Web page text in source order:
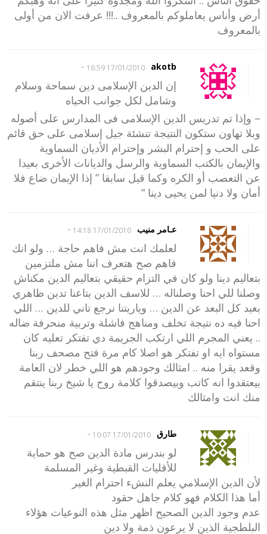
أرض وأناس يعاملوكم بالمعروف ..!!! عرفت الان من أولى
بالمعروف
akotb
17/01/2010 16:59
-
إن الدين الإسلامى دين سماحة وسلام
وشامل لكل جوانب الحياه
– وإذا تم تدريس الدين الإسلامى فى المدارس على أصوله
وبلا تهاون ستكون النتيجة تنشئة جيل إسلامى على حق قائم
على الحب و إحترام البشر وإحترام الأديان السماوية
والإيمان بالكتب السماوية والرسل والديانات الأخرى بعيدا
عن التعصب أو الكره وكما قيل سابقا ” إذا الإيمان ضاع فلا
أمان ولا دنيا لمن يحيى دينا “
عـامر منيب 17/01/2010 14:18
-
لعلمك انت مش فاهم حاجة … ولو انك
فاهم صح هتعرف اننا مش ملتزمين
بتعاليم دينا ولو كان في التزام حقيقي بتعاليم الدين مكناش
وصلنا للي احنا وصلناله … للاسف الدين بتاعنا تدين ظاهري
بعيد كل البعد عن الدين … وياريتنا نرجع تاني للدين … اللي
احنا فيه ده نتيجة تخلف ومناهج فاشلة وتربية منحرفة ضاله
.. يعني المجرم اللي ارتكب الجريمة دي تفتكر تعليه كان
مستواه ايه او تفتكر هو اصلا كام مرة فتح مصحف ربنا
وقعد يقرا منه .. امثالك وجودهم هو اللي خطر لان العامة
بيعتقدوا انه كاتب وبيصدقوا كلامة روح يا شيخ ربنا ينتقم
منك انت وامثالك
طارق 17/01/2010 10:07
-
لو بندرس مادة الدين صح هو حماية
للأقليات القبطية وغير المسلمة
لأن الدين الإسلامي يعلم النشء احترام الغير
أما هذا الكلام فهو كلام جاهل حقود
عدم وجود الدين الصحيح اظهر مثل هذه النوعيات هؤلاء
البلطجية الذين لا يرعون ذمة ولا دين